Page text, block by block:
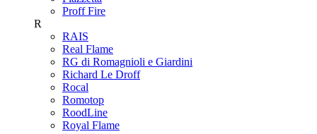
Proff Fire
R
RAIS
Real Flame
RG di Romagnioli e Giardini
Richard Le Droff
Rocal
Romotop
RoodLine
Royal Flame